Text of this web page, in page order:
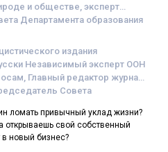
и обществе, эксперт
Департамента образования
Федерального
учреждения
« Национальный
университет «Высшая школа
премии канала mediametrics.ru,
издания
Независимый эксперт ООН
Главный редактор журнала
Совета
ломать привычный уклад жизни?
открываешь свой собственный
в новый бизнес?